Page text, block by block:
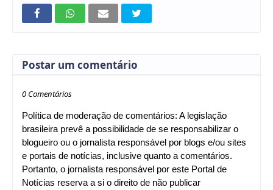
Postar um comentário
0 Comentários
Política de moderação de comentários: A legislação
brasileira prevê a possibilidade de se responsabilizar o
blogueiro ou o jornalista responsável por blogs e/ou sites
e portais de notícias, inclusive quanto a comentários.
Portanto, o jornalista responsável por este Portal de
Notícias reserva a si o direito de não publicar